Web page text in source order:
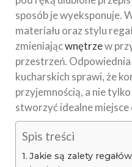
sposób je wyeksponuje.
materiału oraz stylu
zmieniającwnętrzew
przestrzeń.
kucharskich sprawi, że
przyjemnością, a nie
stworzyć idealne
Spis treści
Jakie są zalety